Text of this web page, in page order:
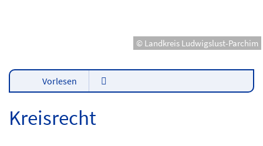
© Landkreis Ludwigslust-Parchim
Vorlesen
Kreisrecht